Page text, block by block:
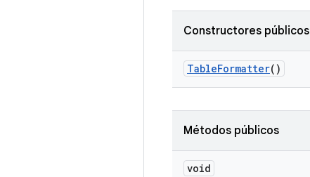
Constructores públicos
TableFormatter()
Métodos públicos
void